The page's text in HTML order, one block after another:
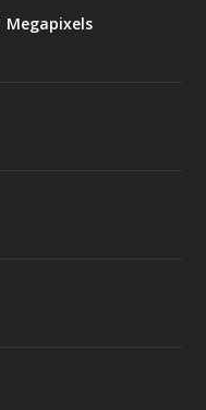
Megapixels